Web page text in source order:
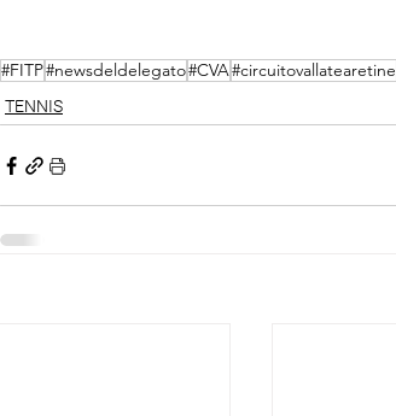
#FITP#newsdeldelegato#CVA#circuitovallatearetine
TENNIS